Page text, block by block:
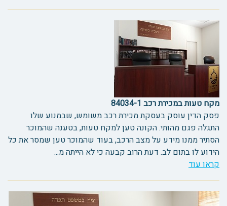
מקח טעות במכירת רכב 84034-1
פסק הדין עוסק בעסקת מכירת רכב משומש, שבמנוע שלו
התגלה פגם מהותי. הקונה טען למקח טעות, בטענה שהמוכר
הסתיר ממנו מידע על מצב הרכב, בעוד שהמוכר טען שמסר את כל
הידוע לו בתום לב. דעת הרוב קבעה כי לא הייתה מ...
קראו עוד